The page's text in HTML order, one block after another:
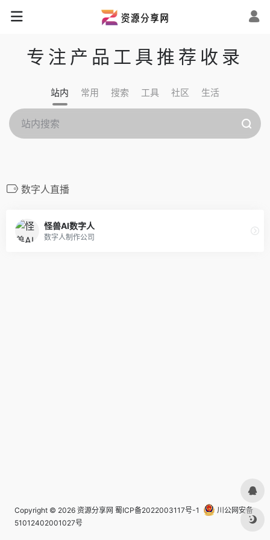
专注产品工具推荐收录
站内 常用 搜索 工具 社区 生活
数字人直播
怪兽AI数字人
数字人制作公司
Copyright © 2026 资源分享网 蜀ICP备2022003117号-1
川公网安备
51012402001027号